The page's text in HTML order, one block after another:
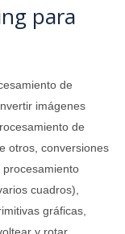
para
de
imágenes
de
otros, conversiones
cuadros),
gráficas,
y rotar ,